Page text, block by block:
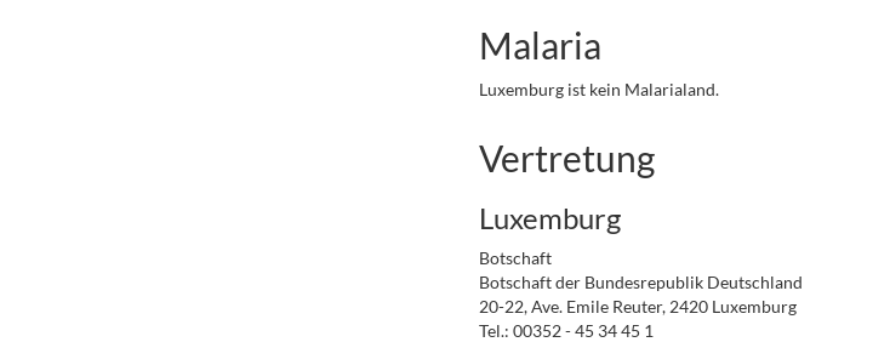
Malaria
Luxemburg ist kein Malarialand.
Vertretung
Luxemburg
Botschaft
Botschaft der Bundesrepublik Deutschland
20-22, Ave. Emile Reuter, 2420 Luxemburg
Tel.: 00352 - 45 34 45 1